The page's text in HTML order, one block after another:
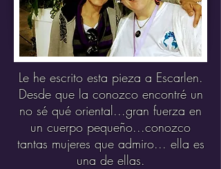
Le he escrito esta pieza a Escarlen.
Desde que la conozco encontré un
no sé qué oriental...gran fuerza en
un cuerpo pequeño...conozco
tantas mujeres que admiro... ella es
una de ellas.